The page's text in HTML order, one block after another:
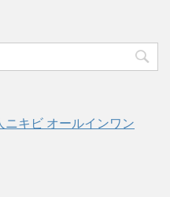
キビ オールインワン